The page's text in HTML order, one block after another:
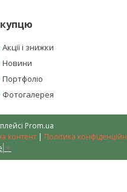
Акції і знижки
Новини
Портфоліо
Фотогалерея
Prom.ua
контент | Політика
▼